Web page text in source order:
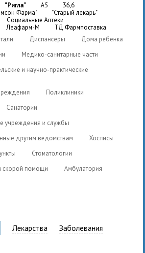
"Ригла" A5
36,6
Фарма"
"Старый лекарь"
Социальные Аптеки
Леафарм-М
ТД Фармпоставка
Диспансеры
Дома ребенка
Медико-санитарные части
Поликлиники
Санатории
учреждения и службы
другим ведомствам
Хосписы
Стоматологии
скорой помощи
Амбулатория
Лекарства Заболевания